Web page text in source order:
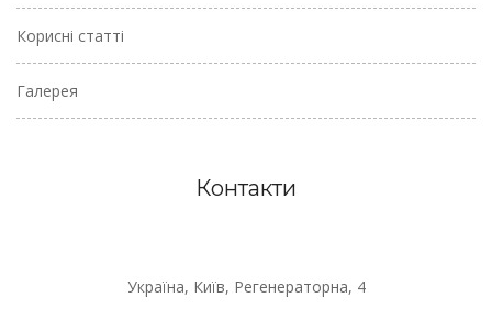
Корисні статті
Галерея
Контакти
Україна, Київ, Регенераторна, 4